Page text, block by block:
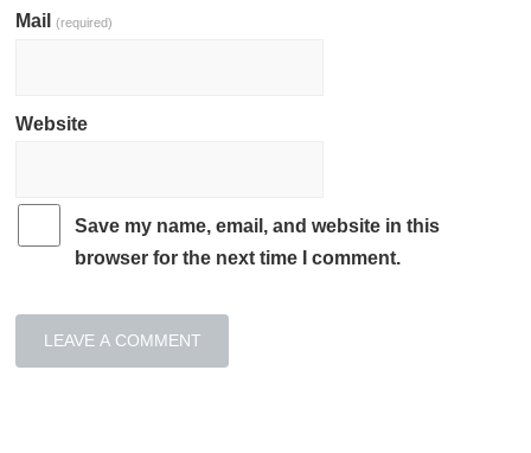
Mail(required)
Website
Save my name, email, and website in this
browser for the next time I comment.